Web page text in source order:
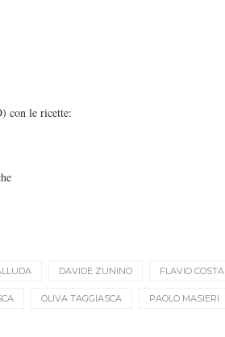
con le ricette:
DAVIDE ZUNINO FLAVIO COSTA
OLIVA TAGGIASCA PAOLO MASIERI